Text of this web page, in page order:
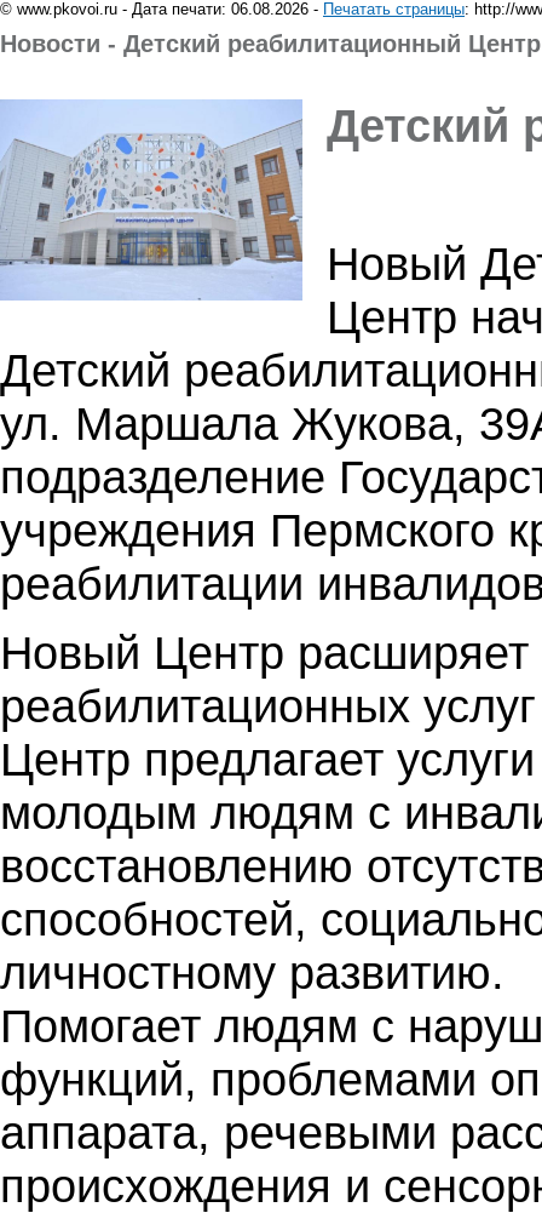
© www.pkovoi.ru - Дата печати: 06.08.2026 - Печатать страницы: http://
Новости - Детский реабилитационный Центр
Детский
Новый
Центр
Детский
ул. Маршала Жукова,
подразделение
учреждения Пермского
реабилитации
Новый Центр расширяет
реабилитационных
Центр предлагает
молодым людям с
восстановлению
способностей,
личностному развитию.
Помогает людям с
функций, проблемами
аппарата, речевыми
происхождения и